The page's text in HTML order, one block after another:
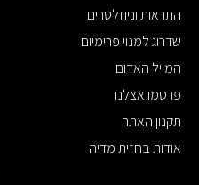
התראות וניוזלטרים
שדרוג למנוי פרימיום
המייל האדום
פרסמו אצלנו
תקנון האתר
אודות בחזית מדיה